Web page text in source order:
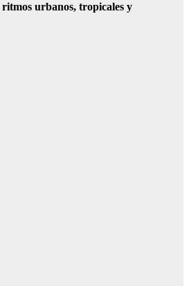
ritmos urbanos, tropicales y